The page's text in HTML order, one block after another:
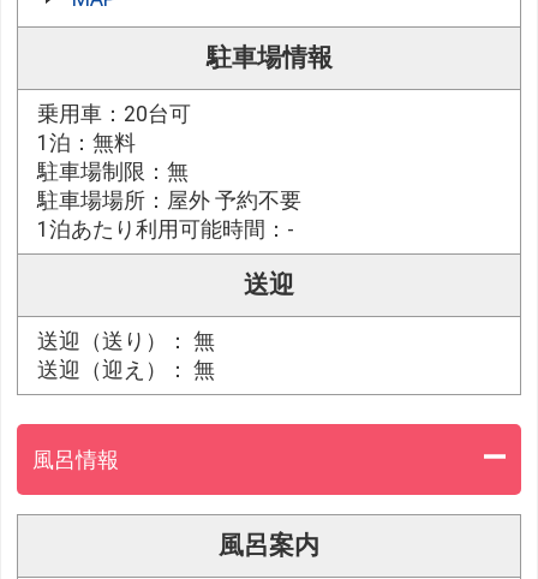
駐車場情報
乗用車：20台可
1泊：無料
駐車場制限：無
駐車場場所：屋外 予約不要
1泊あたり利用可能時間：-
送迎
送迎（送り）： 無
送迎（迎え）： 無
風呂情報
風呂案内